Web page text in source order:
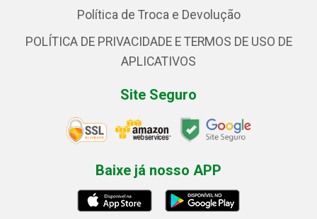
Política de Troca e Devolução
POLÍTICA DE PRIVACIDADE E TERMOS DE USO DE
APLICATIVOS
Site Seguro
Baixe já nosso APP